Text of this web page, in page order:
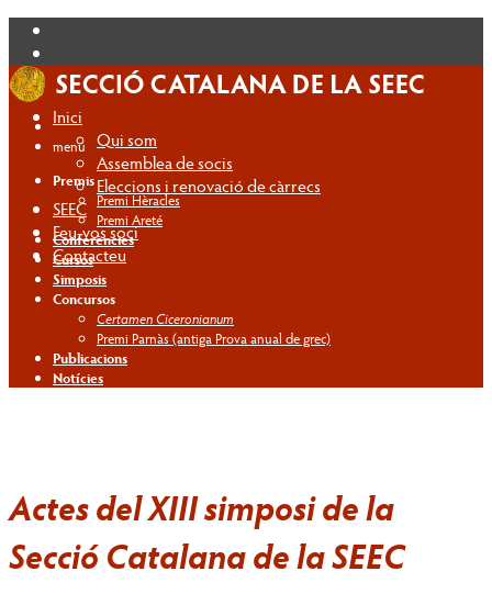
Inici
Qui som
Assemblea de socis
Eleccions i renovació de càrrecs
SEEC
Feu-vos soci
Contacteu
menú
Premis
Premi Hèracles
Premi Areté
Conferències
Cursos
Simposis
Concursos
Certamen Ciceronianum
Premi Parnàs (antiga Prova anual de grec)
Publicacions
Notícies
Actes del XIII simposi de la
Secció Catalana de la SEEC